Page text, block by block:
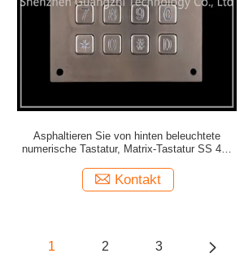
Asphaltieren Sie von hinten beleuchtete
numerische Tastatur, Matrix-Tastatur SS 4x4
Kontakt
1 2 3